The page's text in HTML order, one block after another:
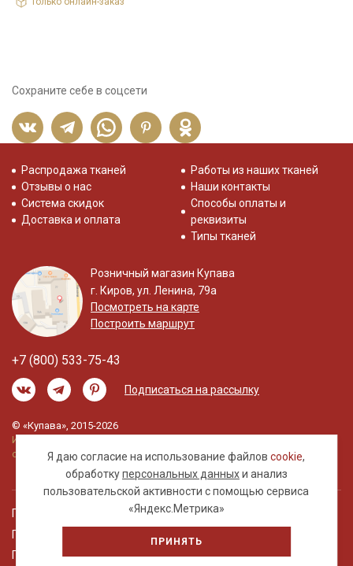
Сохраните себе в соцсети
Я даю согласие на использование файловcookie,
обработкуперсональных данныхи анализ
пользовательской активности с помощью сервиса
«Яндекс.Метрика»
ПРИНЯТЬ
Распродажа тканей
Отзывы о нас
Система скидок
Доставка и оплата
Работы из наших тканей
Наши контакты
Способы оплаты и
реквизиты
Типы тканей
Розничный магазин Купава
г. Киров, ул. Ленина, 79а
Посмотреть на карте
Построить маршрут
+7 (800) 533-75-43
Подписаться на рассылку
© «Купава», 2015-2026
Информация на сайте не является публичной
офертой.
Правовая информация
Политика обработки персональных данных
Пользовательское соглашение